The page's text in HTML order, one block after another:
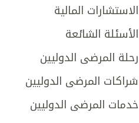
الاستشارات المالية
الأسئلة الشائعة
رحلة المرضى الدوليين
شراكات المرضى الدوليين
خدمات المرضى الدوليين